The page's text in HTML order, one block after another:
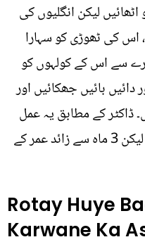
لیکن انگلیوں کی
اس کی ٹھوڑی کو سہارا
دھیرے سے اس کے کولہوں کو
بائیں جھکائیں اور
ڈاکٹر کے مطابق یہ عمل
چھوٹے بچوں کے لیے بہت بہتر ہے لیکن 3 ماہ سے زائد عمر کے
Rotay Huye
Karwane Ka